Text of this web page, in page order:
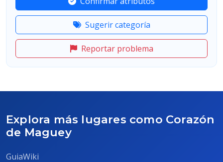
Sugerir categoría
Reportar problema
Explora más lugares como Corazón
de Maguey
GuiaWiki